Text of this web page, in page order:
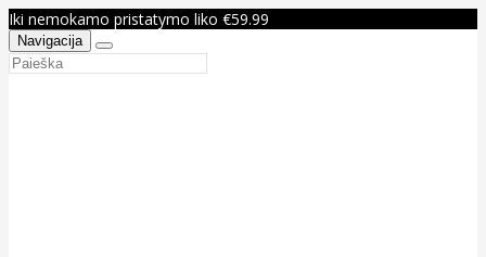
Iki nemokamo pristatymo liko €59.99
Navigacija